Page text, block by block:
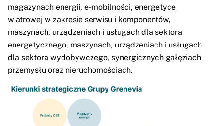
magazynach energii, e-mobilności, energetyce
wiatrowej w zakresie serwisu i komponentów,
maszynach, urządzeniach i usługach dla sektora
energetycznego, maszynach, urządzeniach i usługach
dla sektora wydobywczego, synergicznych gałęziach
przemysłu oraz nieruchomościach.